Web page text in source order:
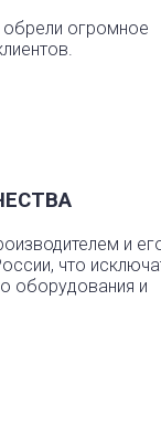
огромное
и
что
оборудования и